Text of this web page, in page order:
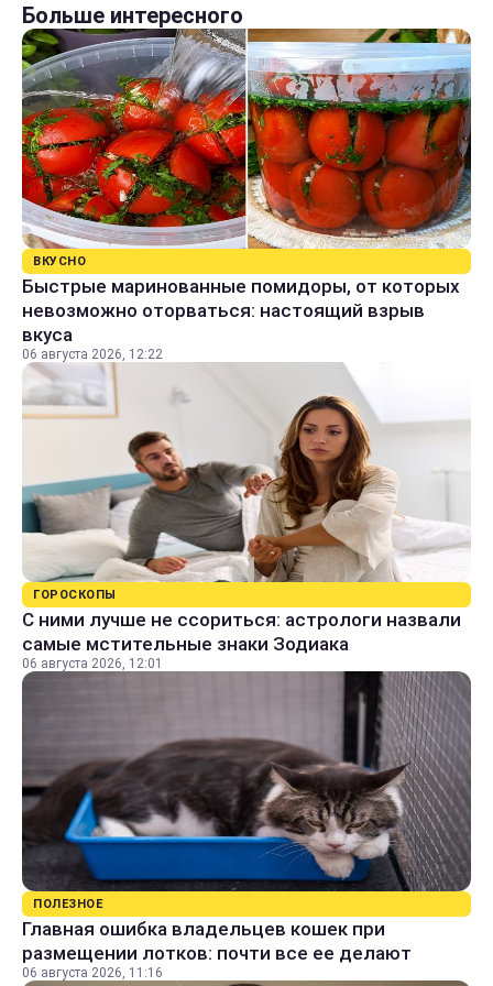
Больше интересного
ВКУСНО
Быстрые маринованные помидоры, от которых
невозможно оторваться: настоящий взрыв
вкуса
06 августа 2026, 12:22
ГОРОСКОПЫ
С ними лучше не ссориться: астрологи назвали
самые мстительные знаки Зодиака
06 августа 2026, 12:01
ПОЛЕЗНОЕ
Главная ошибка владельцев кошек при
размещении лотков: почти все ее делают
06 августа 2026, 11:16